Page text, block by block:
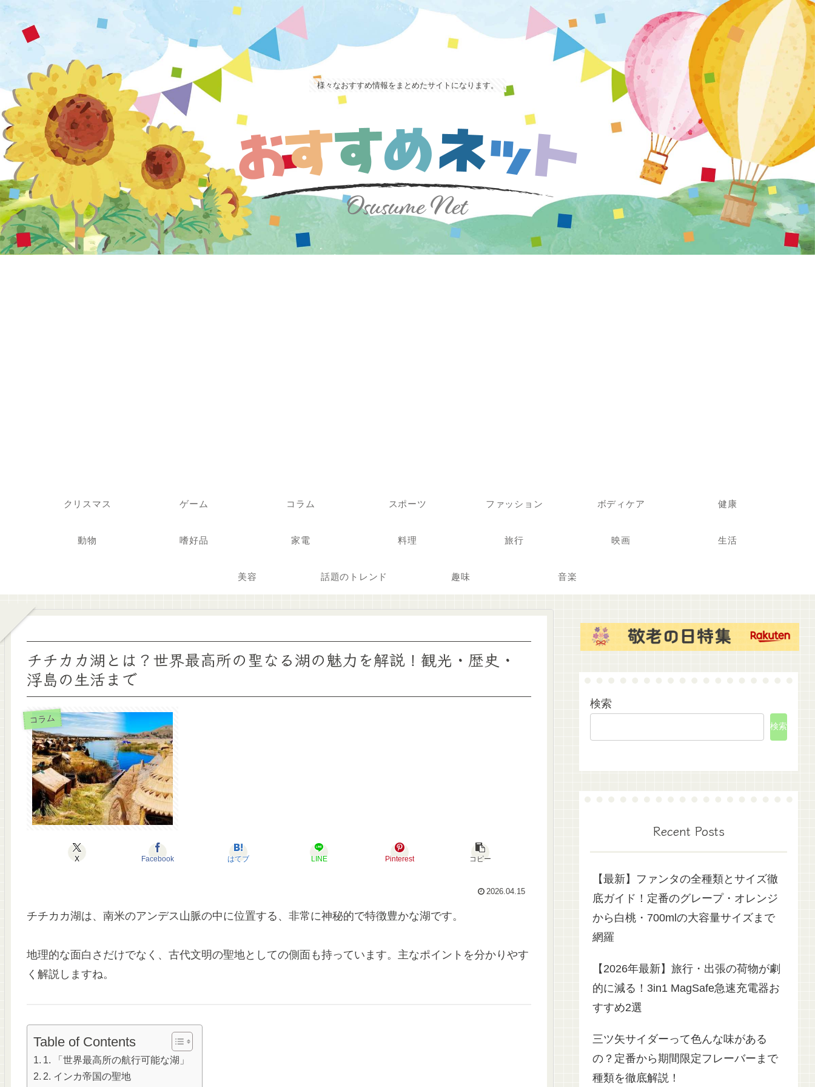
様々なおすすめ情報をまとめたサイトになります。
クリスマス ゲーム コラム スポーツ ファッション ボディケア 健康
動物 嗜好品 家電 料理 旅行 映画 生活
美容 話題のトレンド 趣味 音楽
チチカカ湖とは？世界最高所の聖なる湖の魅力を解説！観光・歴史・
浮島の生活まで
コラム
X Facebook はてブ LINE Pinterest コピー
2026.04.15
チチカカ湖は、南米のアンデス山脈の中に位置する、非常に神秘的で特徴豊かな湖です。
地理的な面白さだけでなく、古代文明の聖地としての側面も持っています。主なポイントを分かりやす
く解説しますね。
Table of Contents
1. 「世界最高所の航行可能な湖」
2. インカ帝国の聖地
検索
検索
Recent Posts
【最新】ファンタの全種類とサイズ徹
底ガイド！定番のグレープ・オレンジ
から白桃・700mlの大容量サイズまで
網羅
【2026年最新】旅行・出張の荷物が劇
的に減る！3in1 MagSafe急速充電器お
すすめ2選
三ツ矢サイダーって色んな味がある
の？定番から期間限定フレーバーまで
種類を徹底解説！